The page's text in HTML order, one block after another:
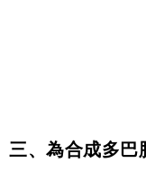
三、為合成多巴